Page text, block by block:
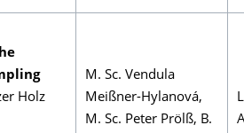
Holz
M. Sc. Vendula
Meißner-Hylanová,
M. Sc. Peter Prölß, B.